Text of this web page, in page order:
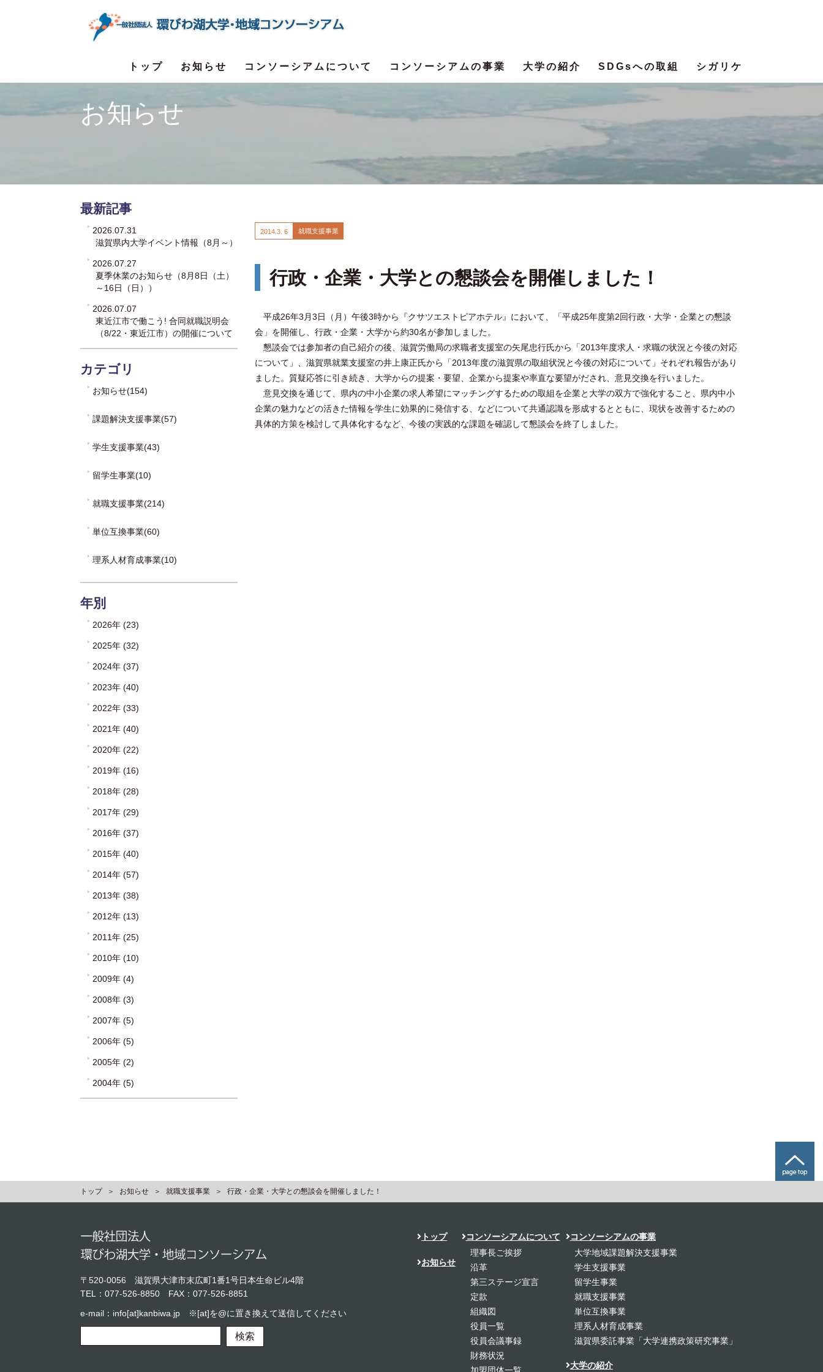
トップ お知らせ コンソーシアムについて コンソーシアムの事業 大学の紹介 SDGsへの取組 シガリケ
お知らせ
2014. 3. 6 就職支援事業
行政・企業・大学との懇談会を開催しました！
平成26年3月3日（月）午後3時から『クサツエストピアホテル』において、「平成25年度第2回行政・大学・企業との懇談
会」を開催し、行政・企業・大学から約30名が参加しました。
懇談会では参加者の自己紹介の後、滋賀労働局の求職者支援室の矢尾忠行氏から「2013年度求人・求職の状況と今後の対応
について」、滋賀県就業支援室の井上康正氏から「2013年度の滋賀県の取組状況と今後の対応について」それぞれ報告があり
ました。質疑応答に引き続き、大学からの提案・要望、企業から提案や率直な要望がだされ、意見交換を行いました。
意見交換を通じて、県内の中小企業の求人希望にマッチングするための取組を企業と大学の双方で強化すること、県内中小
企業の魅力などの活きた情報を学生に効果的に発信する、などについて共通認識を形成するとともに、現状を改善するための
具体的方策を検討して具体化するなど、今後の実践的な課題を確認して懇談会を終了しました。
最新記事
2026.07.31
滋賀県内大学イベント情報（8月～）
2026.07.27
夏季休業のお知らせ（8月8日（土）
～16日（日））
2026.07.07
東近江市で働こう! 合同就職説明会
（8/22・東近江市）の開催について
カテゴリ
お知らせ(154)
課題解決支援事業(57)
学生支援事業(43)
留学生事業(10)
就職支援事業(214)
単位互換事業(60)
理系人材育成事業(10)
年別
2026年 (23)
2025年 (32)
2024年 (37)
2023年 (40)
2022年 (33)
2021年 (40)
2020年 (22)
2019年 (16)
2018年 (28)
2017年 (29)
2016年 (37)
2015年 (40)
2014年 (57)
2013年 (38)
2012年 (13)
2011年 (25)
2010年 (10)
2009年 (4)
2008年 (3)
2007年 (5)
2006年 (5)
2005年 (2)
2004年 (5)
トップ お知らせ 就職支援事業 行政・企業・大学との懇談会を開催しました！
〒520-0056 滋賀県大津市末広町1番1号日本生命ビル4階
TEL： 077-526-8850 FAX：077-526-8851
e-mail：info[at]kanbiwa.jp ※[at]を@に置き換えて送信してください
検索
トップ
お知らせ
コンソーシアムについて
理事長ご挨拶
沿革
第三ステージ宣言
定款
組織図
役員一覧
役員会議事録
財務状況
コンソーシアムの事業
大学地域課題解決支援事業
学生支援事業
留学生事業
就職支援事業
単位互換事業
理系人材育成事業
滋賀県委託事業「大学連携政策研究事業」
大学の紹介